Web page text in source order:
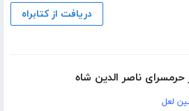
دریافت از کتابراه
حرمسرای ناصر الدین شاه
لعل